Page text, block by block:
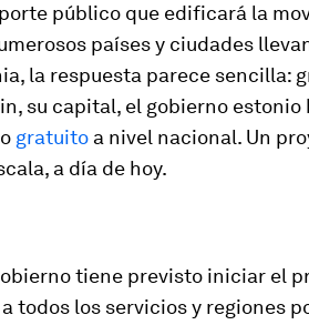
público que edificará la
países y ciudades
la respuesta parece sencilla:
su capital, el gobierno
gratuito a nivel nacional. Un
a día de hoy.
tiene previsto iniciar el
todos los servicios y regiones